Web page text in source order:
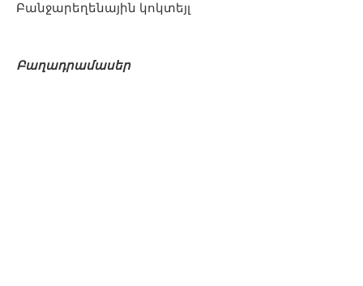
Բանջարեղենային կոկտեյլ
Բաղադրամասեր